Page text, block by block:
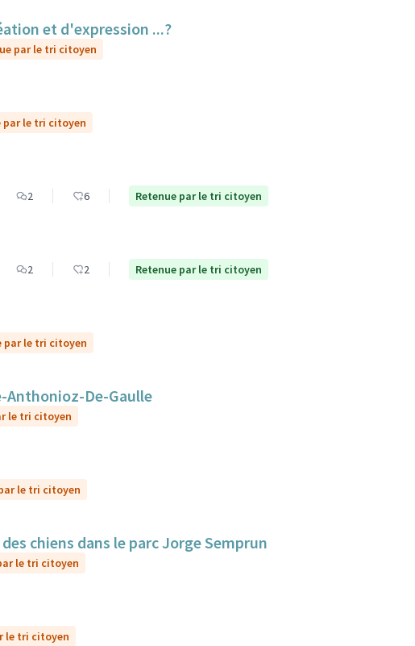
et d'expression ...?
par le tri citoyen
par le tri citoyen
2 6 Retenue par le tri citoyen
2 2 Retenue par le tri citoyen
par le tri citoyen
Anthonioz-De-Gaulle
le tri citoyen
le tri citoyen
chiens dans le parc Jorge Semprun
le tri citoyen
le tri citoyen